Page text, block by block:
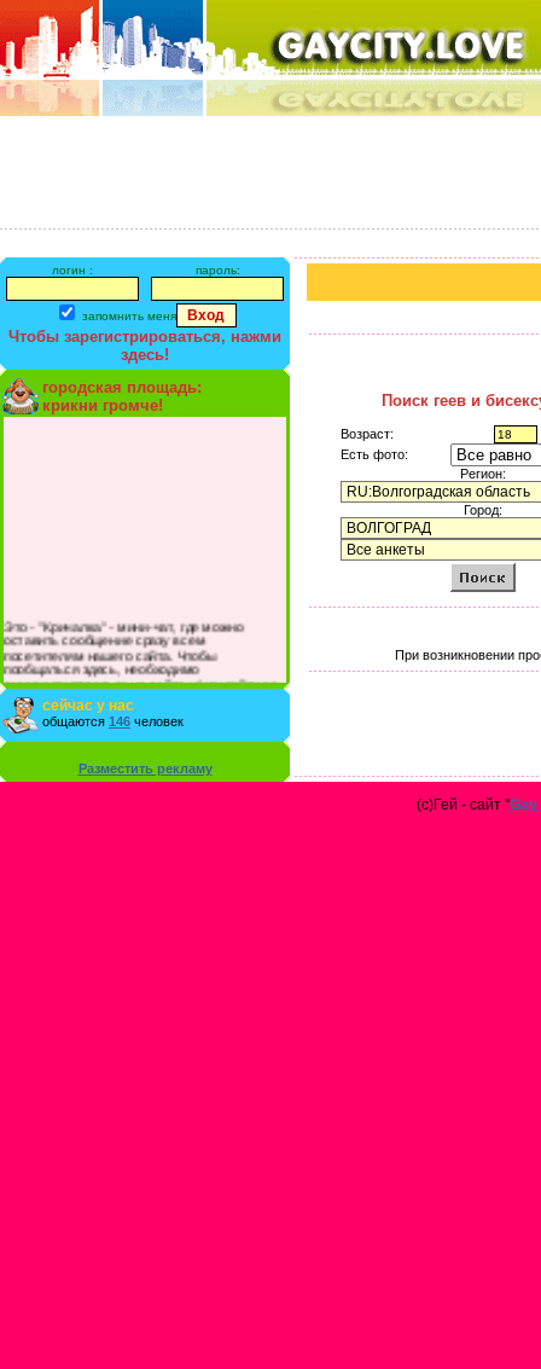
логин : пароль:
запомнить меня
Чтобы зарегистрироваться, нажми
здесь!
городская площадь:
крикни громче!
Это - "Кричалка" - мини-чат, где можно
оставить сообщение сразу всем
посетителям нашего сайта. Чтобы
пообщаться здесь, необходимо
зарегистрироваться на сайте и/или войти со
своими логином и паролем.
сейчас у нас
общаются 146 человек
Разместить рекламу
Поиск геев и
Возраст:
Есть фото:
Регион:
Город:
При возникновении
(с)Гей - сайт "Gay